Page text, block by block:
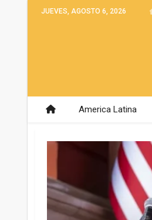
JUEVES, AGOSTO 6, 2026
America Latina